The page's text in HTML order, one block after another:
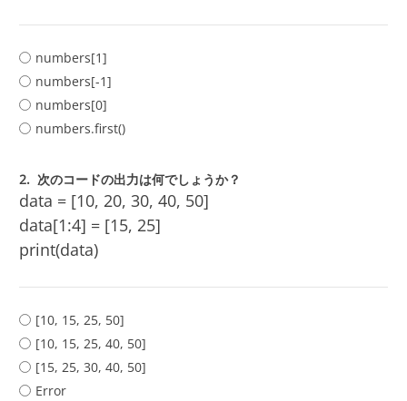
numbers[1]
numbers[-1]
numbers[0]
numbers.first()
2. 次のコードの出力は何でしょうか？
data = [10, 20, 30, 40, 50]
data[1:4] = [15, 25]
print(data)
[10, 15, 25, 50]
[10, 15, 25, 40, 50]
[15, 25, 30, 40, 50]
Error